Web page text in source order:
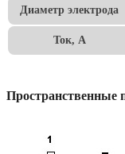
Диаметр электрода
Ток, А
Пространственные